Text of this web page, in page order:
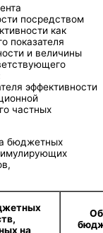
посредством
как
показателя
и величины
эффективности
частных
бюджетных
на